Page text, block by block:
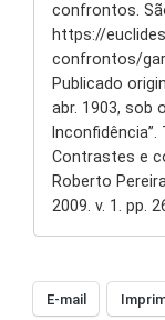
confrontos.
https://
confrontos/
Publicado
abr. 1903, sob
Inconfidência”.
Contrastes e
Roberto
2009. v. 1. pp.
E-mail